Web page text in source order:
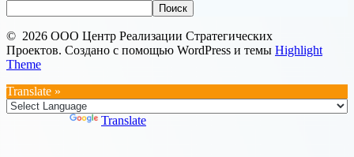
Поиск
© 2026 ООО Центр Реализации Стратегических
Проектов. Создано с помощью WordPress и темы Highlight
Theme
Translate »
Translate